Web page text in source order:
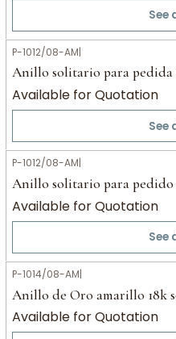
See
P-1012/08-AM|
Anillo solitario para pedida
Available for Quotation
See
P-1012/08-AM|
Anillo solitario para pedido
Available for Quotation
See
P-1014/08-AM|
Anillo de Oro amarillo 18k
Available for Quotation